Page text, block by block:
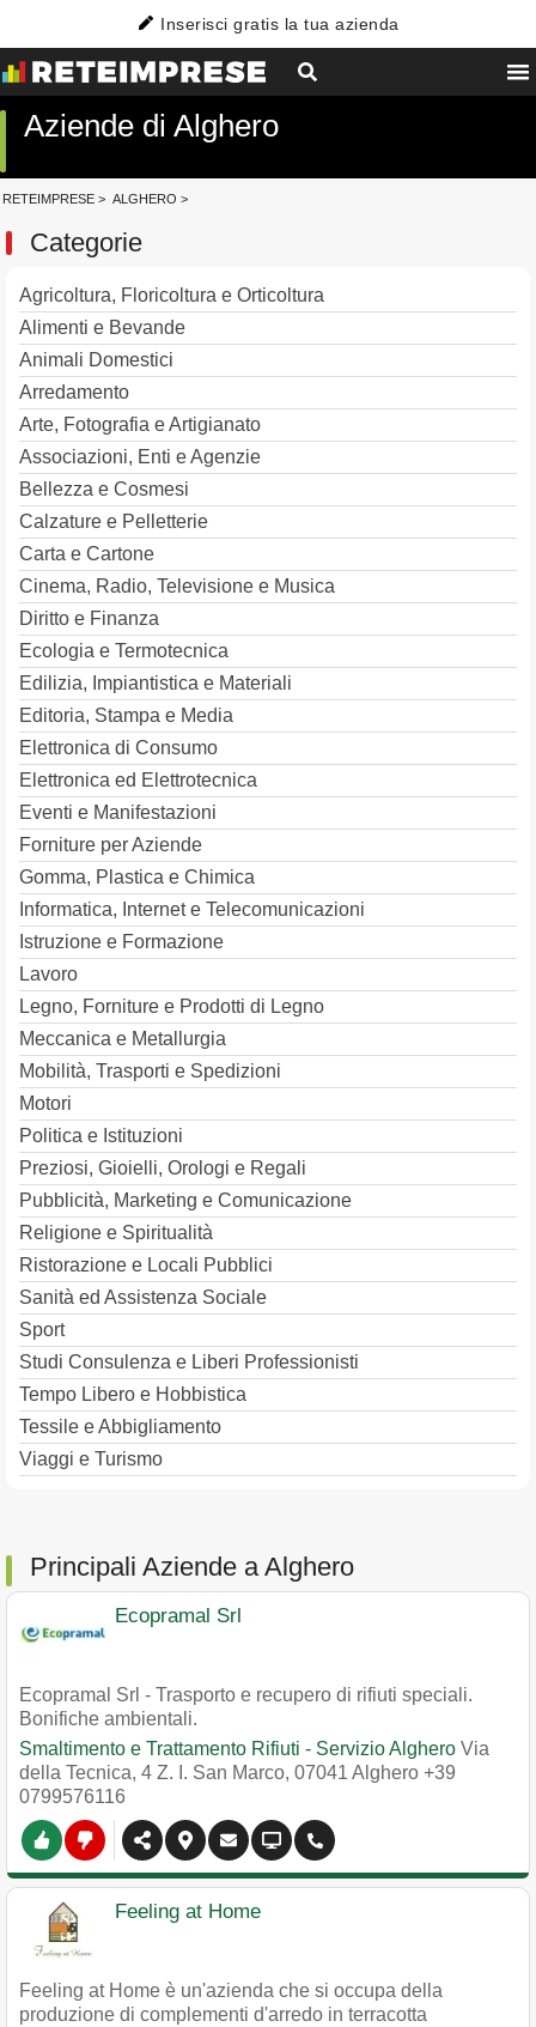
Inserisci gratis la tua azienda
Aziende di Alghero
RETEIMPRESE > ALGHERO >
Categorie
Agricoltura, Floricoltura e Orticoltura
Alimenti e Bevande
Animali Domestici
Arredamento
Arte, Fotografia e Artigianato
Associazioni, Enti e Agenzie
Bellezza e Cosmesi
Calzature e Pelletterie
Carta e Cartone
Cinema, Radio, Televisione e Musica
Diritto e Finanza
Ecologia e Termotecnica
Edilizia, Impiantistica e Materiali
Editoria, Stampa e Media
Elettronica di Consumo
Elettronica ed Elettrotecnica
Eventi e Manifestazioni
Forniture per Aziende
Gomma, Plastica e Chimica
Informatica, Internet e Telecomunicazioni
Istruzione e Formazione
Lavoro
Legno, Forniture e Prodotti di Legno
Meccanica e Metallurgia
Mobilità, Trasporti e Spedizioni
Motori
Politica e Istituzioni
Preziosi, Gioielli, Orologi e Regali
Pubblicità, Marketing e Comunicazione
Religione e Spiritualità
Ristorazione e Locali Pubblici
Sanità ed Assistenza Sociale
Sport
Studi Consulenza e Liberi Professionisti
Tempo Libero e Hobbistica
Tessile e Abbigliamento
Viaggi e Turismo
Principali Aziende a Alghero
Ecopramal Srl
Ecopramal Srl - Trasporto e recupero di rifiuti speciali.
Bonifiche ambientali.
Smaltimento e Trattamento Rifiuti - Servizio Alghero Via
della Tecnica, 4 Z. I. San Marco, 07041 Alghero +39
0799576116
Feeling at Home
Feeling at Home è un'azienda che si occupa della
produzione di complementi d'arredo in terracotta